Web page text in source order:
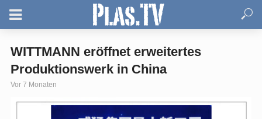
WITTMANN eröffnet erweitertes
Produktionswerk in China
Vor 7 Monaten